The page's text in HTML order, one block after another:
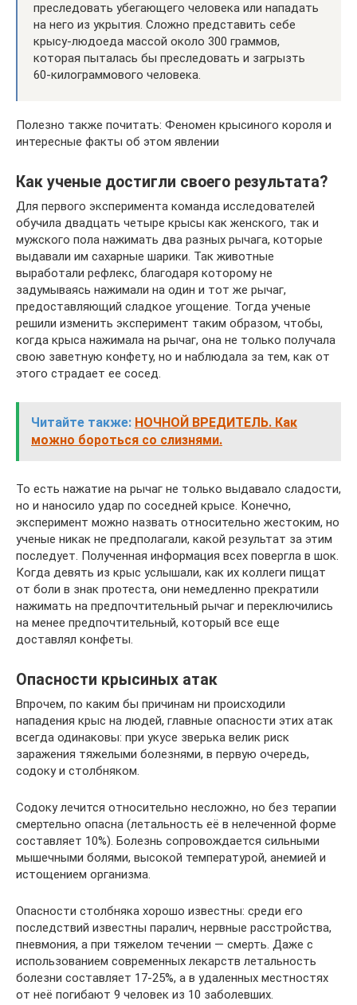
преследовать убегающего человека или нападать
на него из укрытия. Сложно представить себе
крысу-людоеда массой около 300 граммов,
которая пыталась бы преследовать и загрызть
60-килограммового человека.
Полезно также почитать: Феномен крысиного короля и
интересные факты об этом явлении
Как ученые достигли своего результата?
Для первого эксперимента команда исследователей
обучила двадцать четыре крысы как женского, так и
мужского пола нажимать два разных рычага, которые
выдавали им сахарные шарики. Так животные
выработали рефлекс, благодаря которому не
задумываясь нажимали на один и тот же рычаг,
предоставляющий сладкое угощение. Тогда ученые
решили изменить эксперимент таким образом, чтобы,
когда крыса нажимала на рычаг, она не только получала
свою заветную конфету, но и наблюдала за тем, как от
этого страдает ее сосед.
Читайте также: НОЧНОЙ ВРЕДИТЕЛЬ. Как
можно бороться со слизнями.
То есть нажатие на рычаг не только выдавало сладости,
но и наносило удар по соседней крысе. Конечно,
эксперимент можно назвать относительно жестоким, но
ученые никак не предполагали, какой результат за этим
последует. Полученная информация всех повергла в шок.
Когда девять из крыс услышали, как их коллеги пищат
от боли в знак протеста, они немедленно прекратили
нажимать на предпочтительный рычаг и переключились
на менее предпочтительный, который все еще
доставлял конфеты.
Опасности крысиных атак
Впрочем, по каким бы причинам ни происходили
нападения крыс на людей, главные опасности этих атак
всегда одинаковы: при укусе зверька велик риск
заражения тяжелыми болезнями, в первую очередь,
содоку и столбняком.
Содоку лечится относительно несложно, но без терапии
смертельно опасна (летальность её в нелеченной форме
составляет 10%). Болезнь сопровождается сильными
мышечными болями, высокой температурой, анемией и
истощением организма.
Опасности столбняка хорошо известны: среди его
последствий известны паралич, нервные расстройства,
пневмония, а при тяжелом течении — смерть. Даже с
использованием современных лекарств летальность
болезни составляет 17-25%, а в удаленных местностях
от неё погибают 9 человек из 10 заболевших.